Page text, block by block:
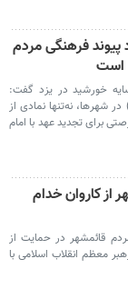
فرهنگی مردم
است
خورشید در یزد گفت:
شهرها، نه‌تنها نمادی از
برای تجدید عهد با امام
از کاروان خدام
قائمشهر در حمایت از
معظم انقلاب اسلامی با